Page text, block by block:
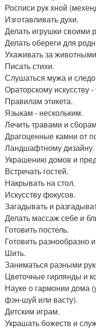
Росписи рук хной
Изготавливать духи.
Делать игрушки своими
Делать обереги для
Ухаживать за
Писать стихи.
Слушаться мужа и
Ораторскому искусству
Правилам этикета.
Языкам - нескольким.
Лечить травами и
Драгоценные камни от
Ландшафтному дизайну.
Украшению домов и
Встречать гостей.
Накрывать на стол.
Искусству фокусов.
Загадывать и
Делать массаж себе и
Готовить постель.
Готовить разнообразно
Шить.
Заниматься разными
Цветочные гирлянды и
Науке о гармонии дома
фэн-шуй или васту).
Детским играм.
Украшать божеств и